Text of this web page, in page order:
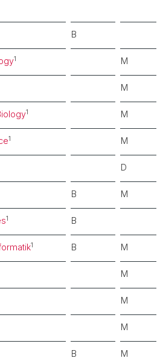
B
1 M
M
1 M
1 M
D
B M
1 B
1 B M
M
M
M
B M